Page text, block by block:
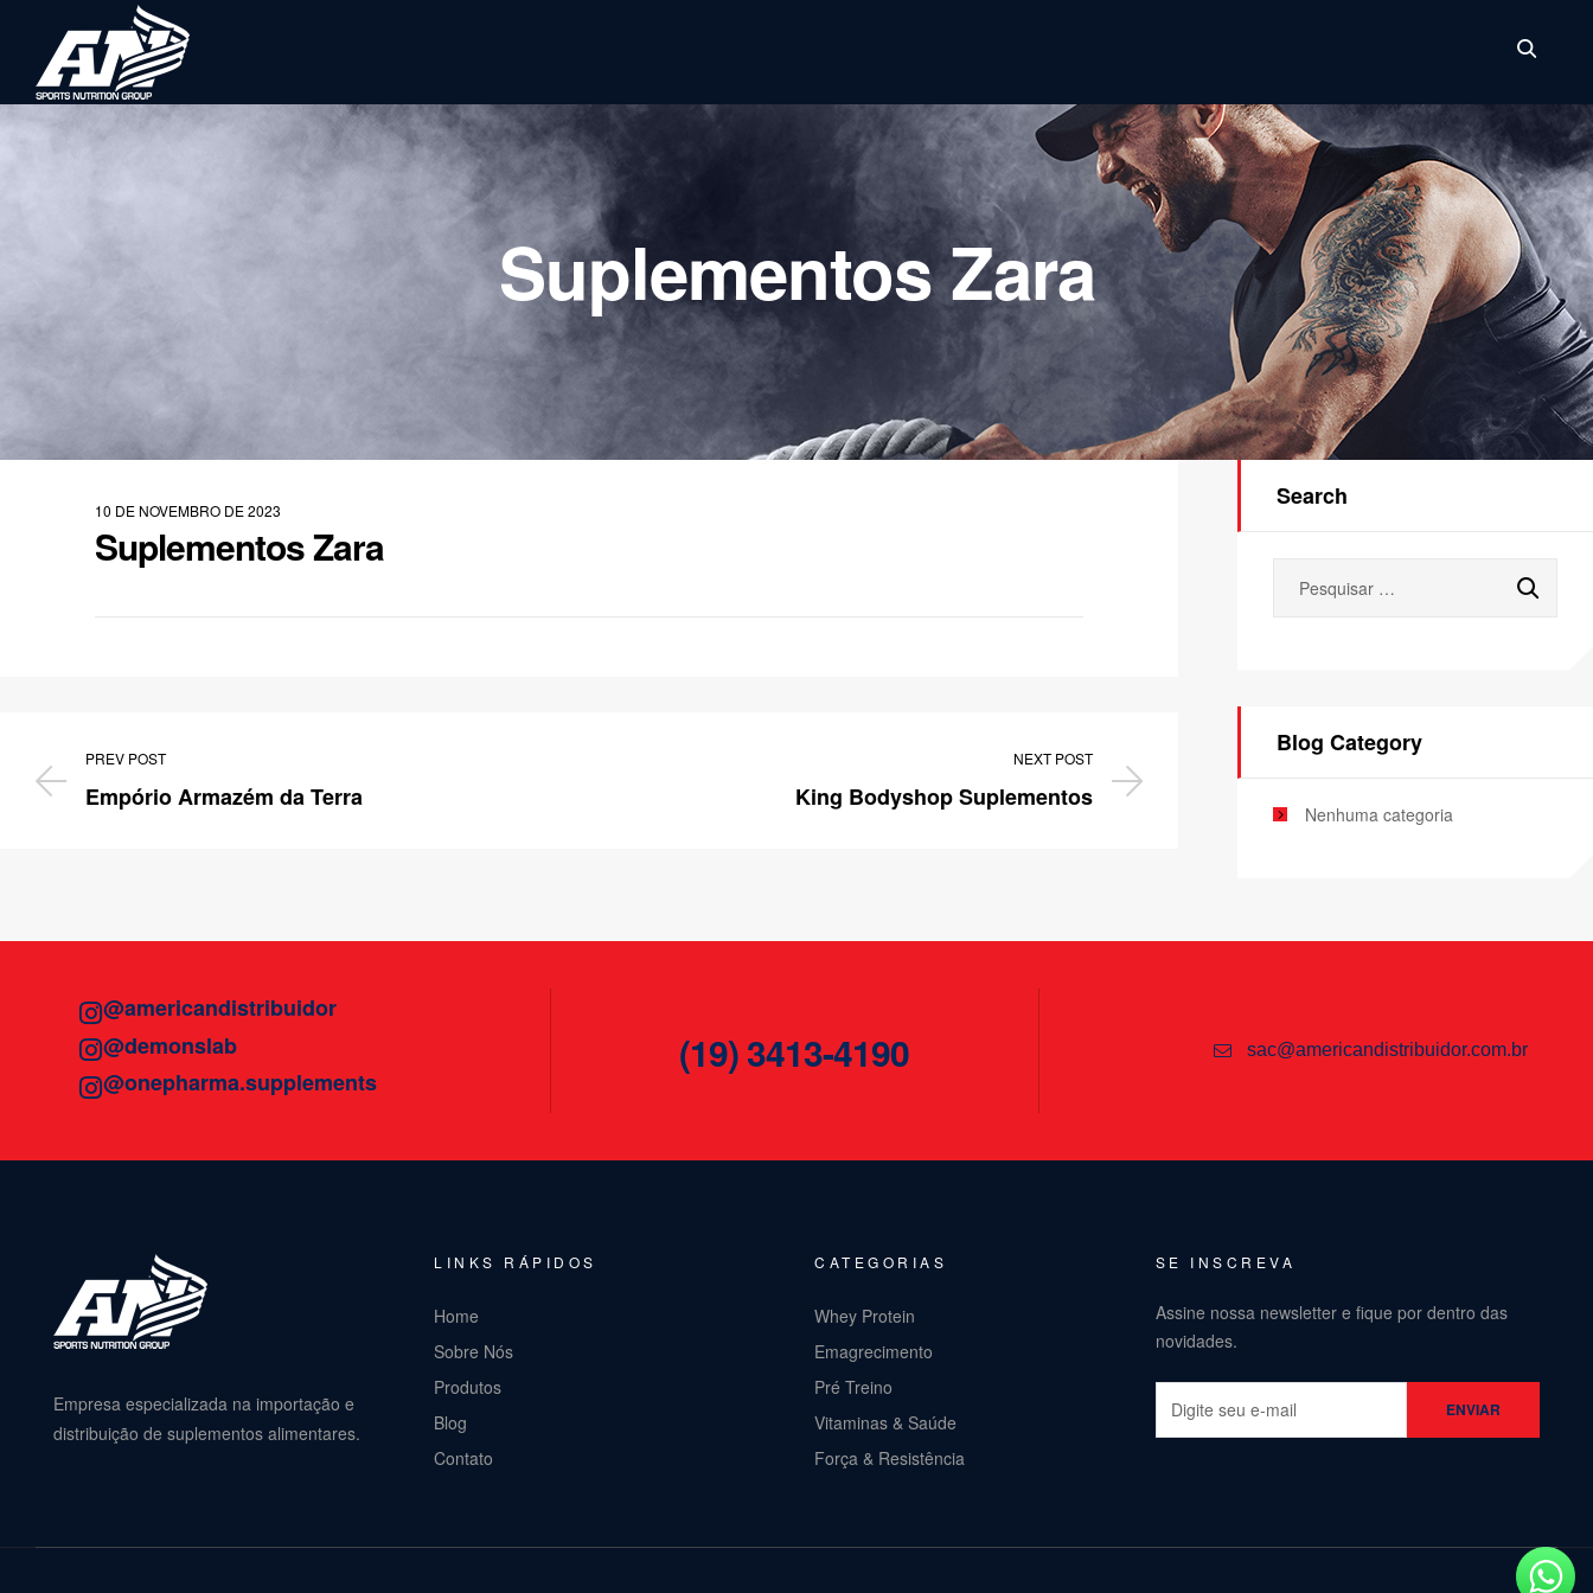
Suplementos Zara
10 DE NOVEMBRO DE 2023
Suplementos Zara
PREV POST
Empório Armazém da Terra
NEXT POST
King Bodyshop Suplementos
Search
Blog Category
Nenhuma categoria
@americandistribuidor
@demonslab
@onepharma.supplements
(19) 3413-4190 sac@americandistribuidor.com.br
Empresa especializada na importação e
distribuição de suplementos alimentares.
LINKS RÁPIDOS
Home
Sobre Nós
Produtos
Blog
Contato
CATEGORIAS
Whey Protein
Emagrecimento
Pré Treino
Vitaminas & Saúde
Força & Resistência
SE INSCREVA
Assine nossa newsletter e fique por dentro das
novidades.